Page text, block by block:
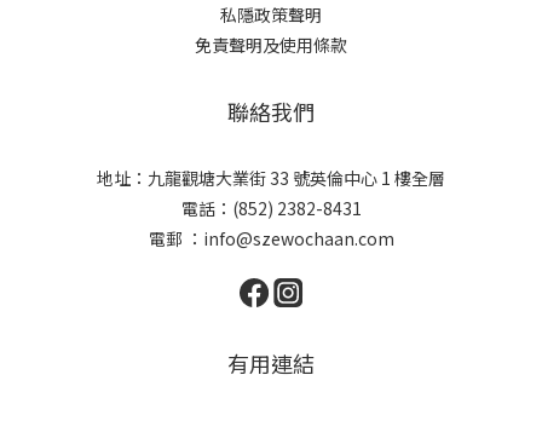
私隱政策聲明
免責聲明及使用條款
聯絡我們
地址：九龍觀塘大業街 33 號英倫中心 1 樓全層
電話：(852) 2382-8431
電郵 ： info@szewochaan.com
有用連結